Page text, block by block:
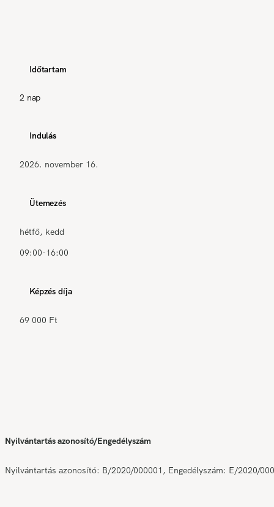
Időtartam
2 nap
Indulás
2026. november 16.
Ütemezés
hétfő, kedd
09:00-16:00
Képzés díja
69 000 Ft
Nyilvántartás azonosító/Engedélyszám
Nyilvántartás azonosító: B/2020/000001, Engedélyszám: E/2020/